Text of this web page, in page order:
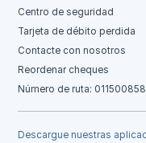
Centro de seguridad
Tarjeta de débito perdida
Contacte con nosotros
Reordenar cheques
Número de ruta: 011500858
Descargue nuestras